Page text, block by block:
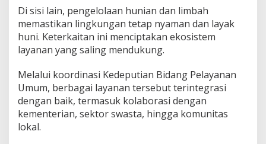
Di sisi lain, pengelolaan hunian dan limbah
memastikan lingkungan tetap nyaman dan layak
huni. Keterkaitan ini menciptakan ekosistem
layanan yang saling mendukung.
Melalui koordinasi Kedeputian Bidang Pelayanan
Umum, berbagai layanan tersebut terintegrasi
dengan baik, termasuk kolaborasi dengan
kementerian, sektor swasta, hingga komunitas
lokal.